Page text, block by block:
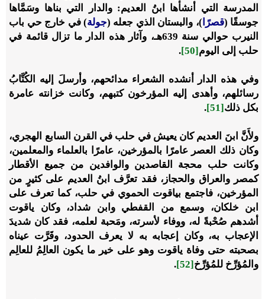
المدرسة التي أنشأها ابنُ العديم: والدار التي بناها وسَمَّاها
جوسقًا (قصرًا)، والبستان الذي جعله (جولة) في خارج حي باب
النيرب حوالي سنة 639هـ، وآثار هذه الدار ما تزال قائمة في
حلب إلى اليوم [50]
.
وفي هذه الدار أنشده الشعراء مدائحهم، وأرسلَ إليه الكُتَّابُ
رسائلهم، وأهدى إليه المؤرخون كتبهم، وكانت خزانته عامرة
بكل ذلك [51]
.
ولأَنَّ ابنَ العديم كان يعيش في حلب في القرن السابع الهجري،
وكان ذلك العصر عامرًا بالمؤرخين، عامرًا بالعلماء والمعلمين،
وكانت حلب محجة القاصدين والوافدين من جميع الأقطار
كمصر والعراق والحجاز، فقد تعرَّف ابنُ العديم على كثيرٍ من
المؤرخين، فاجتمع بياقوت الحموي في حلب، كما تعرف على
ابن خلكان، وسمع من القفطي وابن شداد، وكان ياقوت
أشدهم صُحْبةً له، ووفاء لأسرته، ومَحبة لعلمه، فقد كان شديدَ
الإعجاب به، وكان إعجابه به لا يعرف الحدود، وقَرَّت عيناه
بصحبته حتى وفاة ياقوت وهو على خير ما يكون العالِمُ للعالِم
والمُؤرِّخ للمُؤرِّخ [52]
.